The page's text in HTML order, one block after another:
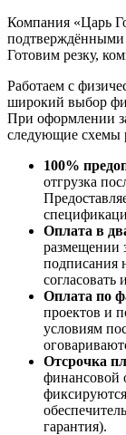
Компания «Царь
подтверждёнными
Готовим резку,
Работаем с
широкий выбор
При оформлении
следующие схемы
100%
отгрузка
Оплата в
размещении
Оплата по
проектов и
условиям
Отсрочка
финансовой
гарантия).